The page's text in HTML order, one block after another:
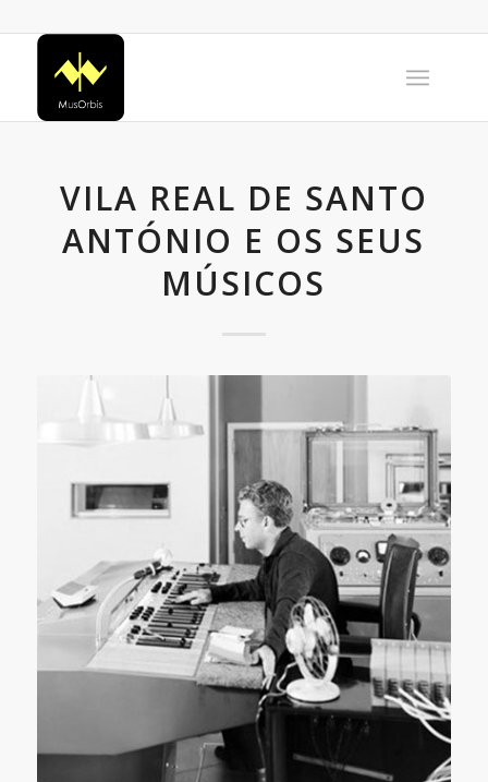
VILA REAL DE SANTO
ANTÓNIO E OS SEUS
MÚSICOS